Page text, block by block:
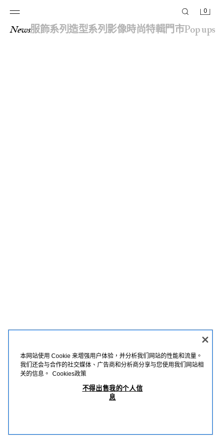
0
news 服飾系列 造型系列 影像 時尚特輯 門市 pop ups
本网站使用 Cookie 来增强用户体验，并分析我们网站的性能和流量。
我们还会与合作的社交媒体、广告商和分析商分享与您使用我们网站相
关的信息。
Cookies政策
不得出售我的个人信
息